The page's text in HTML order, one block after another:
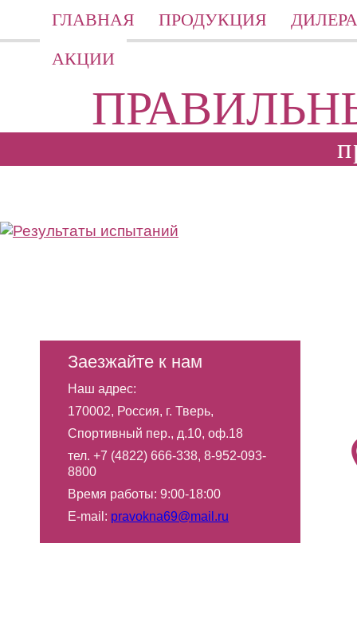
ГЛАВНАЯ ПРОДУКЦИЯ
АКЦИИ
Заезжайте к нам
Наш адрес:
170002, Россия, г. Тверь,
Спортивный пер., д.10, оф.18
тел. +7 (4822) 666-338, 8-952-093-
8800
Время работы: 9:00-18:00
Е-mail: pravokna69@mail.ru